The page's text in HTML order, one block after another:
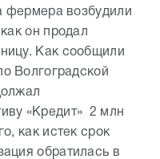
фермера возбудили
он продал
Как сообщили
Волгоградской
«Кредит» 2 млн
как истек срок
обратилась в